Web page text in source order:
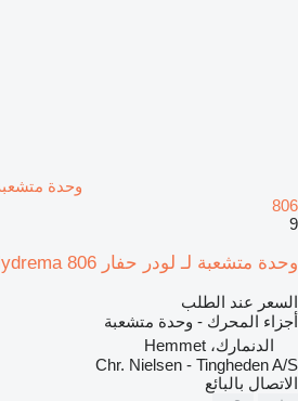
806
9
وحدة متشعبة لـ لودر حفار Hydrema 806
السعر عند الطلب
أجزاء المحرك - وحدة متشعبة
الدنمارك، Hemmet
Chr. Nielsen - Tingheden A/S
الاتصال بالبائع